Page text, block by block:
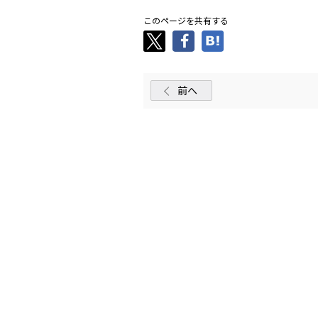
このページを共有する
前へ